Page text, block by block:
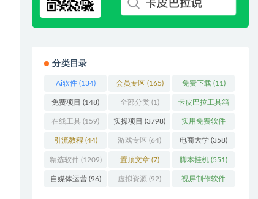
分类目录
Ai软件(134) 会员专区 (165) 免费下载 (11)
免费项目 (148) 全部分类(1) 卡皮巴拉工具箱
(3)
在线工具 (159) 实操项目 (3798) 实用免费软件
(415)
引流教程 (44) 游戏专区 (64) 电商大学 (358)
精选软件(1209) 置顶文章(7) 脚本挂机 (551)
自媒体运营(96) 虚拟资源 (92) 视屏制作软件